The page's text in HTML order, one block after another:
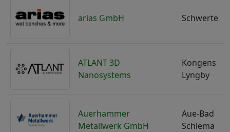
arias GmbH Schwerte
ATLANT 3D
Nanosystems
Kongens
Lyngby
Auerhammer
Metallwerk GmbH
Aue-Bad
Schlema